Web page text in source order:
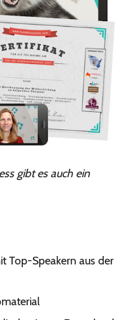
gibt es auch ein
Top-Speakern aus der